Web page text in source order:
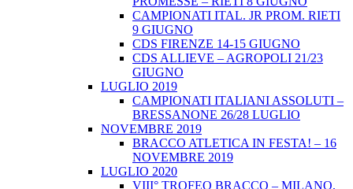
CAMPIONATI ITAL. JR PROM. RIETI
9 GIUGNO
CDS FIRENZE 14-15 GIUGNO
CDS ALLIEVE – AGROPOLI 21/23
GIUGNO
LUGLIO 2019
CAMPIONATI ITALIANI ASSOLUTI –
BRESSANONE 26/28 LUGLIO
NOVEMBRE 2019
BRACCO ATLETICA IN FESTA! – 16
NOVEMBRE 2019
LUGLIO 2020
VIII° TROFEO BRACCO – MILANO,